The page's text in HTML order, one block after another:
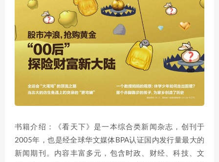
书籍介绍：《看天下》是一本综合类新闻杂志，创刊于
2005年，也是经全球华文媒体BPA认证国内发行量最大的
新闻期刊。内容丰富多元，包含时政、财经、科技、文